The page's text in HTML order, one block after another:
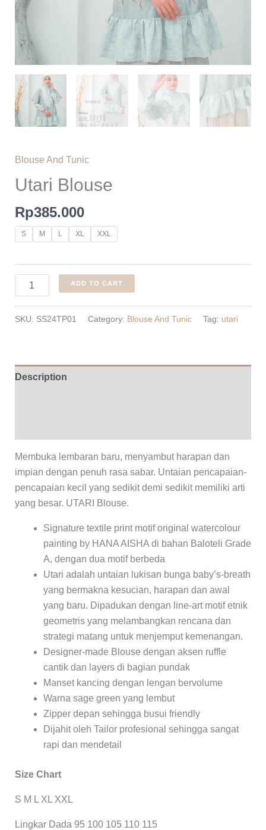
Blouse And Tunic
Utari Blouse
Rp385.000
S M L XL XXL
Utari
Blouse
ADD TO CART
SKU: SS24TP01 Category: Blouse And Tunic Tag: utari
Description
Membuka lembaran baru, menyambut harapan dan
impian dengan penuh rasa sabar. Untaian pencapaian-
pencapaian kecil yang sedikit demi sedikit memiliki arti
yang besar. UTARI Blouse.
Signature textile print motif original watercolour
painting by HANA AISHA di bahan Baloteli Grade
A, dengan dua motif berbeda
Utari adalah untaian lukisan bunga baby’s-breath
yang bermakna kesucian, harapan dan awal
yang baru. Dipadukan dengan line-art motif etnik
geometris yang melambangkan rencana dan
strategi matang untuk menjemput kemenangan.
Designer-made Blouse dengan aksen ruffle
cantik dan layers di bagian pundak
Manset kancing dengan lengan bervolume
Warna sage green yang lembut
Zipper depan sehingga busui friendly
Dijahit oleh Tailor profesional sehingga sangat
rapi dan mendetail
Size Chart
S M L XL XXL
Lingkar Dada 95 100 105 110 115